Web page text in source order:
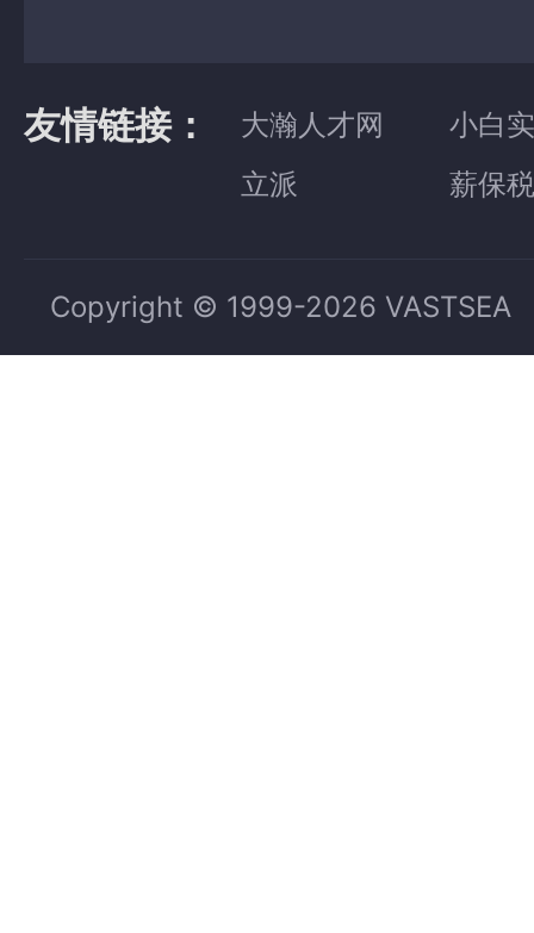
友情链接： 大瀚人才网
小白
立派
薪保税
Copyright © 1999-2026 VASTSEA